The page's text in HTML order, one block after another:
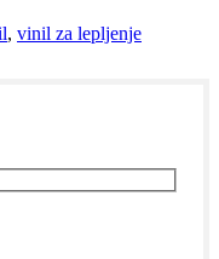
, vinil za lepljenje